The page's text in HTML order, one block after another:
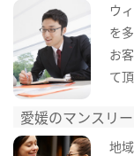
ウ
を
お
て
愛媛のマンスリ
地